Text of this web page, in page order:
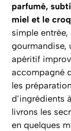
parfumé,
miel et le
simple
gourmandise,
apéritif
accompagné
les
d’ingrédients
livrons les
en quelques